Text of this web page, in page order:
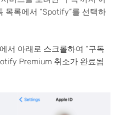
목록에서 “Spotify”를 선택하
서 아래로 스크롤하여 “구독
Premium 취소가 완료됩